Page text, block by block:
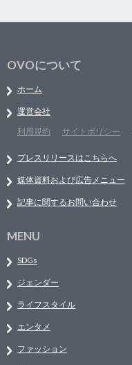
OVOについて
ホーム
運営会社
利用規約
サイトポリシー
プレスリリースはこちらへ
媒体資料および広告メニュー
記事に関するお問い合わせ
MENU
SDGs
ジェンダー
ライフスタイル
エンタメ
ファッション